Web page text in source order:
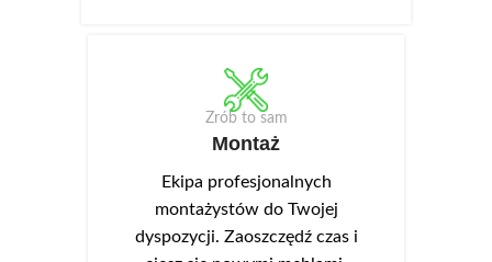
Zrób to sam
Montaż
Ekipa profesjonalnych
montażystów do Twojej
dyspozycji. Zaoszczędź czas i